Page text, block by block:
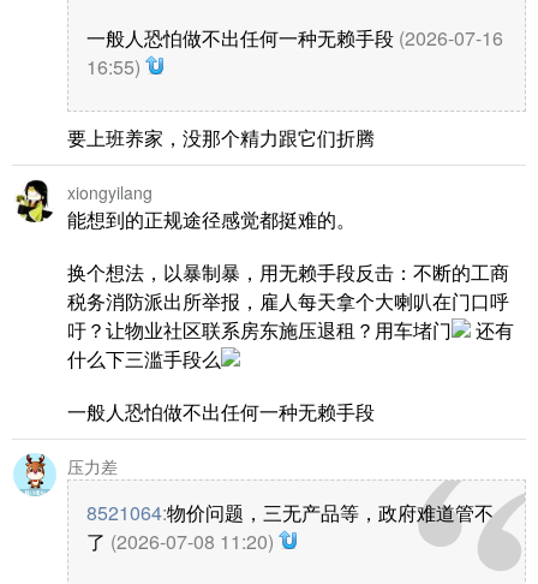
一般人恐怕做不出任何一种无赖手段 (2026-07-16
16:55)
要上班养家，没那个精力跟它们折腾
xiongyilang
能想到的正规途径感觉都挺难的。
换个想法，以暴制暴，用无赖手段反击：不断的工商
税务消防派出所举报，雇人每天拿个大喇叭在门口呼
吁？让物业社区联系房东施压退租？用车堵门
还有
什么下三滥手段么
一般人恐怕做不出任何一种无赖手段
压力差
8521064:物价问题，三无产品等，政府难道管不
了 (2026-07-08 11:20)